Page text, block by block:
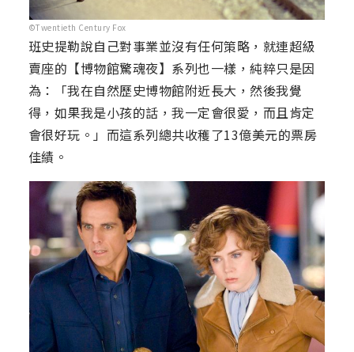
©Twentieth Century Fox
班史提勒說自己對事業並沒有任何策略，就連超級
賣座的【博物館驚魂夜】系列也一樣，純粹只是因
為：「我在自然歷史博物館附近長大，然後我覺
得，如果我是小孩的話，我一定會很愛，而且肯定
會很好玩。」而這系列總共收穫了13億美元的票房
佳績。